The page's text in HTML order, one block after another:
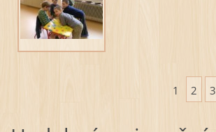
1 2 3